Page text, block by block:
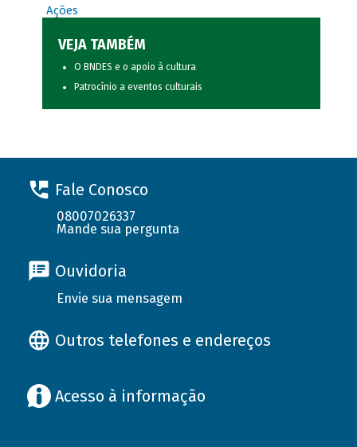
Ações
VEJA TAMBÉM
O BNDES e o apoio à cultura
Patrocínio a eventos culturais
Fale Conosco
08007026337
Mande sua pergunta
Ouvidoria
Envie sua mensagem
Outros telefones e endereços
Acesso à informação